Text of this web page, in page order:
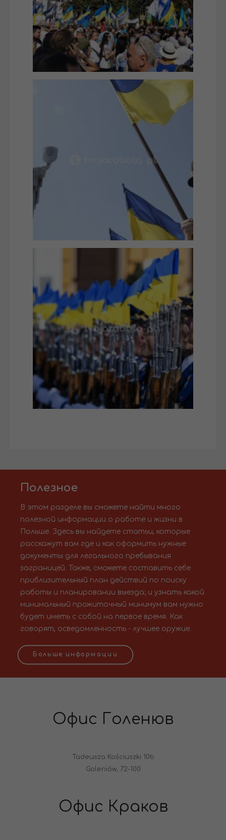
Полезное
В этом разделе вы сможете найти много
полезной информации о работе и жизни в
Польше. Здесь вы найдете статьи, которые
расскажут вам где и как оформить нужные
документы для легального пребывания
заграницей. Также, сможете составить себе
приблизительный план действий по поиску
работы и планировании выезда; и узнать какой
минимальный прожиточный минимум вам нужно
будет иметь с собой на первое время. Как
говорят, осведомленность - лучшее оружие.
Больше информации
Офис Голенюв
Tadeusza Kościuszki 10b
Goleniów, 72-100
Офис Краков